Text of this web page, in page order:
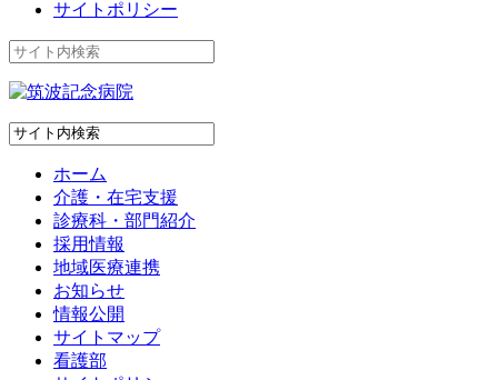
サイトポリシー
ホーム
介護・在宅支援
診療科・部門紹介
採用情報
地域医療連携
お知らせ
情報公開
サイトマップ
看護部